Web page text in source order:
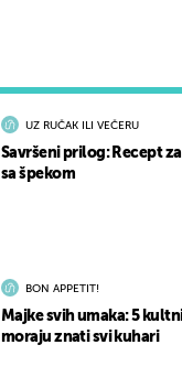
UZ RUČAK ILI VEČERU
Savršeni prilog: Recept
sa špekom
BON APPETIT!
Majke svih umaka: 5
moraju znati svi kuhari